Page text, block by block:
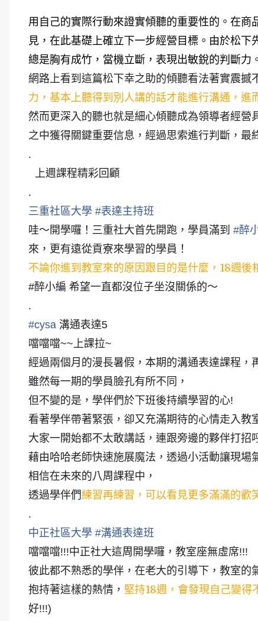
用自己的實際行動來證實傾聽的重要性的。在
見，在此基礎上確立下一步經營目標。由於松
總是胸有成竹，當機立斷，表現出敏銳的判斷力。
網路上看到這篇松下幸之助的傾聽看法著實震撼
力 ，基本上聽得到別人講的話才能進行溝通 ， 進
然而更深入的聽也就是細心傾聽成為領導者經
之中獲得關鍵重要信息，經過思索進行判斷，最
.
上週課程精彩回顧
.
三重社區大學 #表達主持班
哇～開學囉！三重社大首先開跑，學員滿到 #醉
來，更有遠從貢寮來學習的學員！
不論你進到教室來的原因跟目的是什麼 ， 18週後
#醉小編 希望一直都沒位子坐沒關係的～
.
#cysa 溝通表達5
噹噹噹~~上課拉~
經過兩個月的漫長暑假，本期的溝通表達課程，
雖然每一期的學員臉孔有所不同，
但不變的是，學伴們於下班後持續學習的心!
看著學伴帶著緊張，卻又充滿期待的心情走入教
大家一開始都不太敢講話，連跟旁邊的夥伴打招
藉由哈哈老師快速施展魔法，透過小活動讓現
相信在未來的八周課程中，
透過學伴們練習再練習 ， 可以看見更多滿滿的歡
.
中正社區大學 #溝通表達班
噹噹噹!!!中正社大這周開學囉，教室座無虛席!!!
彼此都不熟悉的學伴，在老大的引導下，教室
抱持著這樣的熱情， 堅持18週 ， 會發現自己變得
好!!!)